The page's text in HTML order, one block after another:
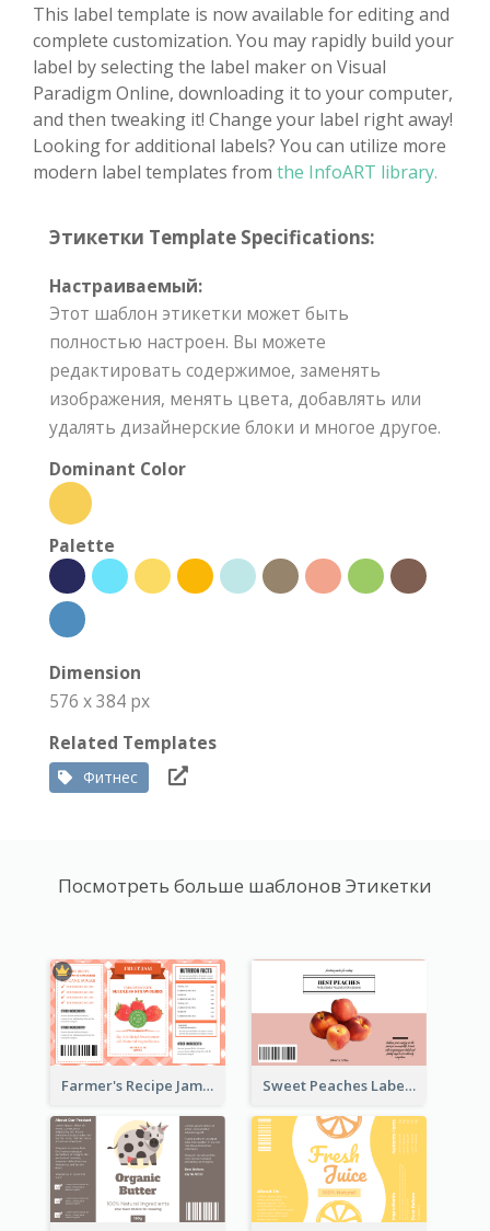
This label template is now available for editing and
complete customization. You may rapidly build your
label by selecting the label maker on Visual
Paradigm Online, downloading it to your computer,
and then tweaking it! Change your label right away!
Looking for additional labels? You can utilize more
modern label templates from the InfoART library.
Этикетки Template Specifications:
Настраиваемый:
Этот шаблон этикетки может быть
полностью настроен. Вы можете
редактировать содержимое, заменять
изображения, менять цвета, добавлять или
удалять дизайнерские блоки и многое другое.
Dominant Color
Palette
Dimension
576 x 384 px
Related Templates
Фитнес
Посмотреть больше шаблонов Этикетки
Farmer's Recipe Jam Label Sweet Peaches Label